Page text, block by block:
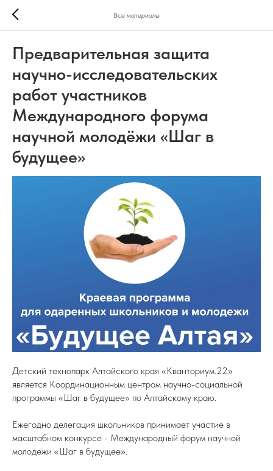
Все материалы
Предварительная защита
научно-исследовательских
работ участников
Международного форума
научной молодёжи «Шаг в
будущее»
Детский технопарк Алтайского края «Кванториум.22»
является Координационным центром научно-социальной
программы «Шаг в будущее» по Алтайскому краю.
Ежегодно делегация школьников принимает участие в
масштабном конкурсе - Международный форум научной
молодежи «Шаг в будущее».